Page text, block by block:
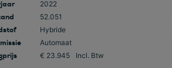
2022
52.051
Hybride
Automaat
€ 23.945 Incl. Btw